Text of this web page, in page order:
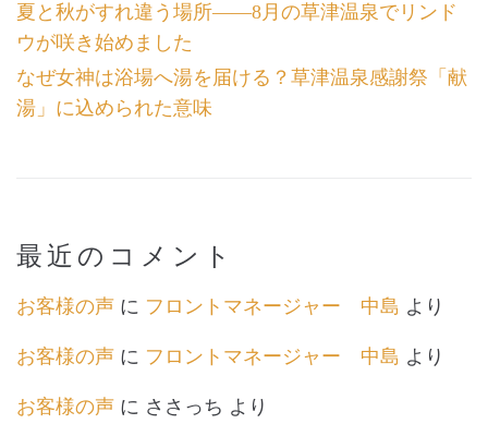
夏と秋がすれ違う場所――8月の草津温泉でリンド
ウが咲き始めました
なぜ女神は浴場へ湯を届ける？草津温泉感謝祭「献
湯」に込められた意味
最近のコメント
お客様の声 に フロントマネージャー 中島 より
お客様の声 に フロントマネージャー 中島 より
お客様の声 に ささっち より